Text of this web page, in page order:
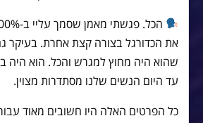
את הכדורגל בצורה קצת אחרת. בעיקר
שהוא היה מחוץ למגרש והכל. הוא היה
עד היום הנשים שלנו מסתדרות מצוין.
כל הפרטים האלה היו חשובים מאוד